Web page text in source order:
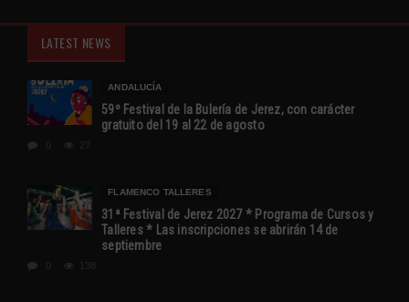
LATEST NEWS
ANDALUCÍA
59º Festival de la Bulería de Jerez, con carácter
gratuito del 19 al 22 de agosto
27
FLAMENCO TALLERES
31ª Festival de Jerez 2027 * Programa de Cursos y
Talleres * Las inscripciones se abrirán 14 de
septiembre
138